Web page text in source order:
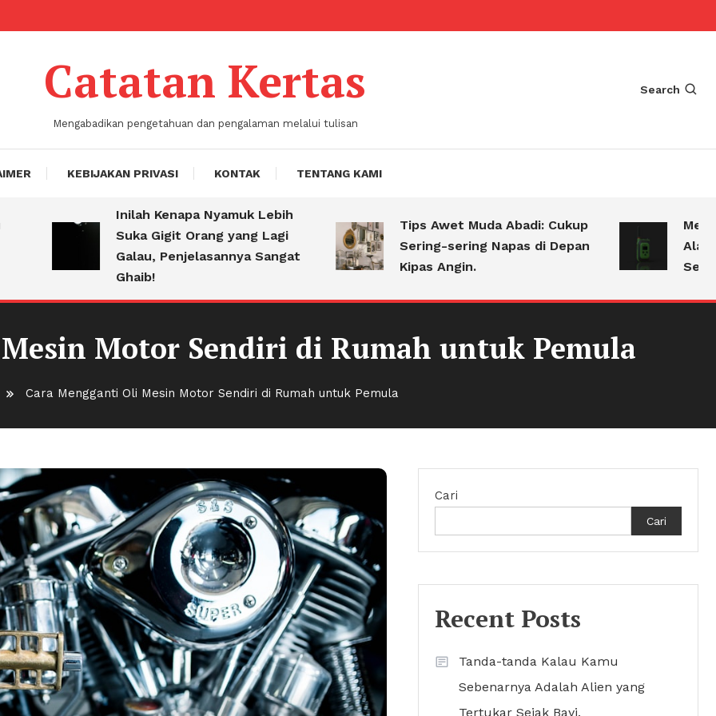
Catatan Kertas
Mengabadikan pengetahuan dan pengalaman melalui tulisan
Search
KEBIJAKAN PRIVASI KONTAK TENTANG KAMI
Inilah Kenapa Nyamuk Lebih
Suka Gigit Orang yang Lagi
Galau, Penjelasannya Sangat
Ghaib!
Tips Awet Muda Abadi: Cukup
Sering-sering Napas di Depan
Kipas Angin.
Alasan
Selalu
Motor Sendiri di Rumah untuk Pemula
Cara Mengganti Oli Mesin Motor Sendiri di Rumah untuk Pemula
Cari
Cari
Recent Posts
Tanda-tanda Kalau Kamu
Sebenarnya Adalah Alien yang
Tertukar Sejak Bayi.